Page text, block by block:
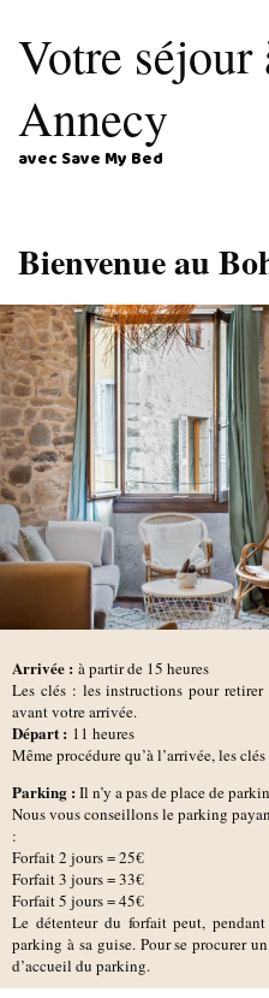
Votre séjour
Annecy
avec Save My Bed
Bienvenue au
Arrivée : à partir de 15 heures
Les clés : les instructions pour
avant votre arrivée.
Départ : 11 heures
Même procédure qu’à l’arrivée, les
Parking : Il n’y a pas de place de
Nous vous conseillons le parking
:
Forfait 2 jours = 25€
Forfait 3 jours = 33€
Forfait 5 jours = 45€
Le détenteur du forfait peut,
parking à sa guise. Pour se procurer
d’accueil du parking.